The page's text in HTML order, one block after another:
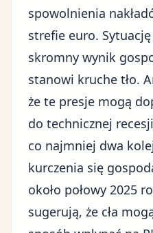
spowolnienia
strefie euro.
skromny wynik
stanowi kruche tło.
że te presje mogą
do technicznej
co najmniej dwa
kurczenia się
około połowy 2025
sugerują, że cła